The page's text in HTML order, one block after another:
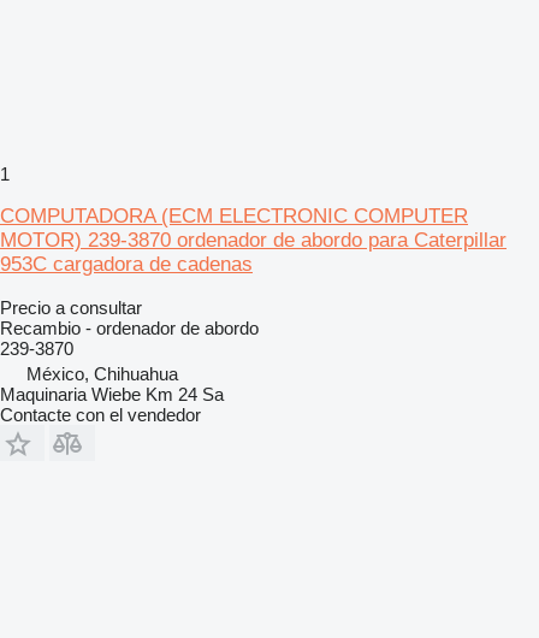
1
COMPUTADORA (ECM ELECTRONIC COMPUTER
MOTOR) 239-3870 ordenador de abordo para Caterpillar
953C cargadora de cadenas
Precio a consultar
Recambio - ordenador de abordo
239-3870
México, Chihuahua
Maquinaria Wiebe Km 24 Sa
Contacte con el vendedor